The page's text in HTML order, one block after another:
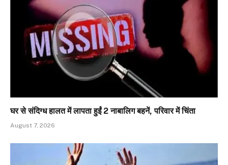
घर से संदिग्ध हालत में लापता हुईं 2 नाबालिग बहनें, परिवार में चिंता
August 7, 2026